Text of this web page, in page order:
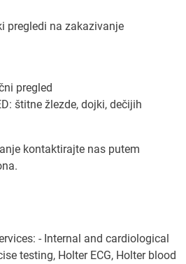
pregledi na zakazivanje
pregled
štitne žlezde, dojki, dečijih
kontaktirajte nas putem
- Internal and cardiological
testing, Holter ECG, Holter blood